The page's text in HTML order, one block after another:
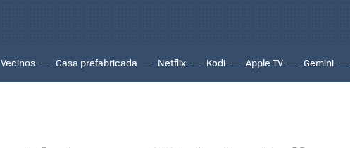
Vecinos Casa prefabricada Netflix Kodi Apple TV Gemini